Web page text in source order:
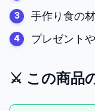
手作り食の
プレゼント
⚔️ この商品